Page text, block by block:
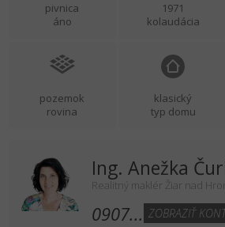
pivnica
áno
1971
kolaudácia
pozemok
rovina
klasický
typ domu
Ing. Anežka
Realitný maklér Žiar nad
0907... ZOBRAZIŤ